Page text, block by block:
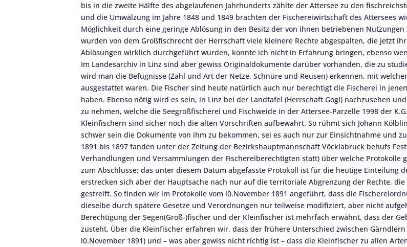
bis in die zweite Hälfte des abgelaufenen Jahrhunderts zählte der Attersee zu den
und die Umwälzung im Jahre 1848 und 1849 brachten der Fischereiwirtschaft des Attersees
Möglichkeit durch eine geringe Ablösung in den Besitz der von ihnen betriebenen
wurden von dem Großfischrecht der Herrschaft viele kleinere Rechte abgespalten, die jetzt
Ablösungen wirklich durchgeführt wurden, konnte ich nicht in Erfahrung bringen, ebenso
Im Landesarchiv in Linz sind aber gewiss Originaldokumente darüber vorhanden, die zu
wird man die Befugnisse (Zahl und Art der Netze, Schnüre und Reusen) erkennen, mit
ausgestattet waren. Die Fischer sind heute natürlich auch nur berechtigt die Fischerei in
haben. Ebenso nötig wird es sein, in Linz bei der Landtafel (Herrschaft Gogl) nachzusehen
zu nehmen, welche die Seegroßfischerei und Fischweide in der Attersee-Parzelle 1998 der
Kleinfischern sind sicher noch die alten Vorschriften aufbewahrt. So rühmt sich Johann
schwer sein die Dokumente von ihm zu bekommen, sei es auch nur zur Einsichtnahme und
1891 bis 1897 fanden unter der Zeitung der Bezirkshauptmannschaft Vöcklabruck behufs
Verhandlungen und Versammlungen der Fischereiberechtigten statt) über welche Protokolle
zum Abschlusse; das unter diesem Datum abgefasste Protokoll ist für die heutige Einteilung
erstrecken sich aber der Hauptsache nach nur auf die territoriale Abgrenzung der Rechte,
gestreift. So finden wir im Protokolle vom l0.November 1891 angeführt, dass die
dieselbe durch spätere Gesetze und Verordnungen nur teilweise modifiziert, aber nicht
Berechtigung der Segen(Groß-)fischer und der Kleinfischer ist mehrfach erwähnt, dass der
zusteht. Über die Kleinfischer erfahren wir, dass der frühere Unterschied zwischen
l0.November 1891) und – was aber gewiss nicht richtig ist – dass die Kleinfischer zu allen